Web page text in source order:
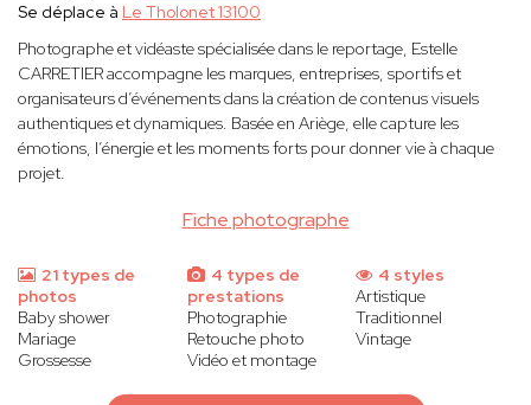
Fiche photographe
Se déplace à Le Tholonet 13100
Photographe et vidéaste spécialisée dans le reportage, Estelle
CARRETIER accompagne les marques, entreprises, sportifs et
organisateurs d’événements dans la création de contenus visuels
authentiques et dynamiques. Basée en Ariège, elle capture les
émotions, l’énergie et les moments forts pour donner vie à chaque
projet.
21 types de
photos
Baby shower
Mariage
Grossesse
4 types de
prestations
Photographie
Retouche photo
Vidéo et montage
4 styles
Artistique
Traditionnel
Vintage